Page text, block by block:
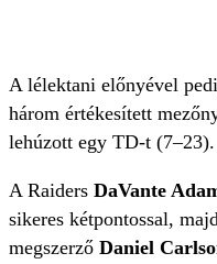
A lélektani előnyével
három értékesített
lehúzott egy TD-t (7–23).
A Raiders DaVante
sikeres kétpontossal,
megszerző Daniel